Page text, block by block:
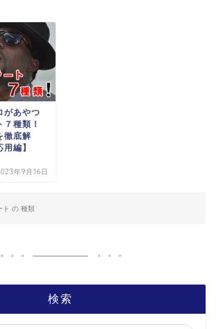
があやつ
種類！
徹底解
編】
年9月16日
ト の 種類
検索